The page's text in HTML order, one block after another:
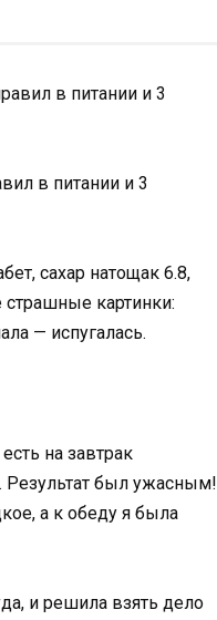
в питании и 3
сахар натощак 6.8,
картинки:
— испугалась.
на завтрак
Результат был ужасным!
а к обеду я была
и решила взять дело